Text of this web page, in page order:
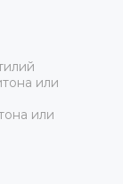
или
или